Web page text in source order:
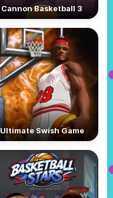
Cannon Basketball 3
Ultimate Swish Game